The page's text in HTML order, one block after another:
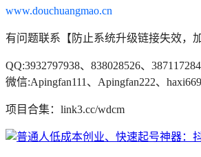
www.douchuangmao.cn
有问题联系【防止系统升级链接失效，
QQ:3932797938、838028526、
微信:Apingfan111、Apingfan222、
项目合集：link3.cc/wdcm